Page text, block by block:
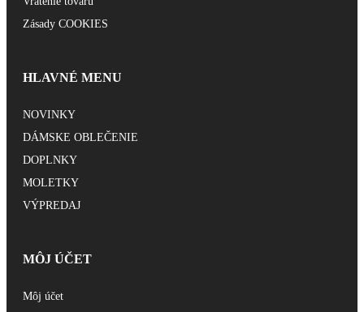
Zásady COOKIES
HLAVNÉ MENU
NOVINKY
DÁMSKE OBLEČENIE
DOPLNKY
MOLETKY
VÝPREDAJ
MÔJ ÚČET
Môj účet